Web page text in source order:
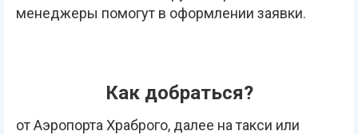
менеджеры помогут в оформлении заявки.
Как добраться?
от Аэропорта Храброго, далее на такси или